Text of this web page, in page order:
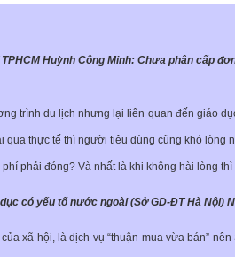
Huỳnh Công Minh: Chưa phân cấp
trình du lịch nhưng lại liên quan đến giáo
qua thực tế thì người tiêu dùng cũng khó
phải đóng? Và nhất là khi không hài lòng
có yếu tố nước ngoài (Sở GD-ĐT Hà Nội)
xã hội, là dịch vụ “thuận mua vừa bán”